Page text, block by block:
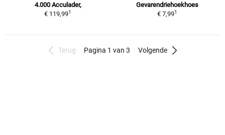
4.000 Acculader,
€ 119,991
Gevarendriehoekhoes
€ 7,991
Terug Pagina 1 van 3 Volgende